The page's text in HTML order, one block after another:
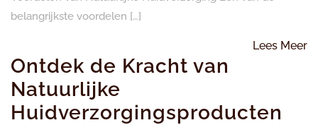
belangrijkste voordelen […]
Lees Meer
Ontdek de Kracht van
Natuurlijke
Huidverzorgingsproducten